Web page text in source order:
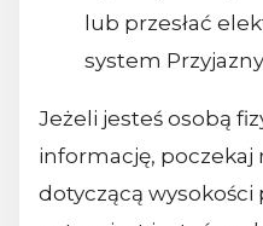
lub przesłać
system
Jeżeli jesteś osobą
informację, poczekaj
dotyczącą wysokości